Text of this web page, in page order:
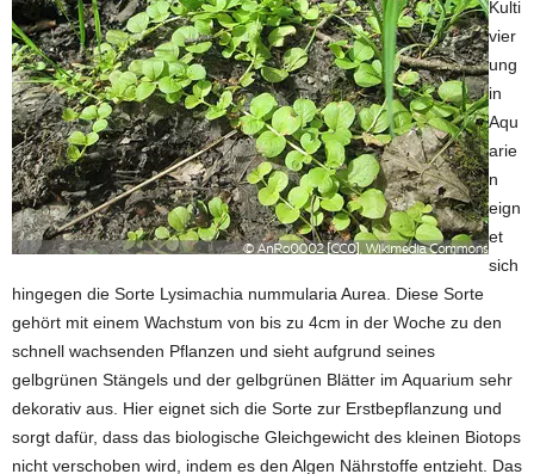
Kulti
vier
ung
in
Aqu
arie
n
eign
et
sich
hingegen die Sorte Lysimachia nummularia Aurea. Diese Sorte
gehört mit einem Wachstum von bis zu 4cm in der Woche zu den
schnell wachsenden Pflanzen und sieht aufgrund seines
gelbgrünen Stängels und der gelbgrünen Blätter im Aquarium sehr
dekorativ aus. Hier eignet sich die Sorte zur Erstbepflanzung und
sorgt dafür, dass das biologische Gleichgewicht des kleinen Biotops
nicht verschoben wird, indem es den Algen Nährstoffe entzieht. Das